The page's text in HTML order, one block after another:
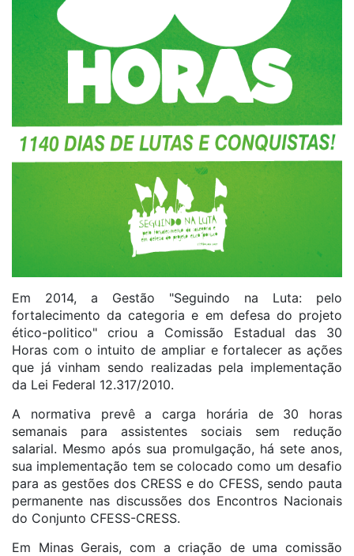
Em 2014, a Gestão "Seguindo na Luta: pelo
fortalecimento da categoria e em defesa do projeto
ético-politico" criou a Comissão Estadual das 30
Horas com o intuito de ampliar e fortalecer as ações
que já vinham sendo realizadas pela implementação
da Lei Federal 12.317/2010.
A normativa prevê a carga horária de 30 horas
semanais para assistentes sociais sem redução
salarial. Mesmo após sua promulgação, há sete anos,
sua implementação tem se colocado como um desafio
para as gestões dos CRESS e do CFESS, sendo pauta
permanente nas discussões dos Encontros Nacionais
do Conjunto CFESS-CRESS.
Em Minas Gerais, com a criação de uma comissão